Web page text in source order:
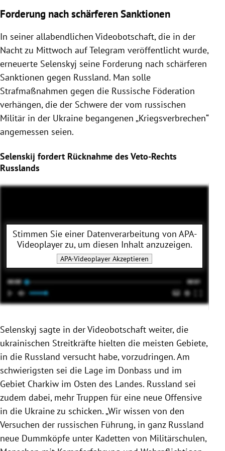
Forderung nach schärferen Sanktionen
In seiner allabendlichen Videobotschaft, die in der
Nacht zu Mittwoch auf Telegram veröffentlicht wurde,
erneuerte Selenskyj seine Forderung nach schärferen
Sanktionen gegen Russland. Man solle
Strafmaßnahmen gegen die Russische Föderation
verhängen, die der Schwere der vom russischen
Militär in der Ukraine begangenen „Kriegsverbrechen“
angemessen seien.
Selenskij fordert Rücknahme des Veto-Rechts
Russlands
Stimmen Sie einer Datenverarbeitung von APA-
Videoplayerzu, um diesen Inhalt anzuzeigen.
APA-Videoplayer Akzeptieren
Selenskyj sagte in der Videobotschaft weiter, die
ukrainischen Streitkräfte hielten die meisten Gebiete,
in die Russland versucht habe, vorzudringen. Am
schwierigsten sei die Lage im Donbass und im
Gebiet Charkiw im Osten des Landes. Russland sei
zudem dabei, mehr Truppen für eine neue Offensive
in die Ukraine zu schicken. „Wir wissen von den
Versuchen der russischen Führung, in ganz Russland
neue Dummköpfe unter Kadetten von Militärschulen,